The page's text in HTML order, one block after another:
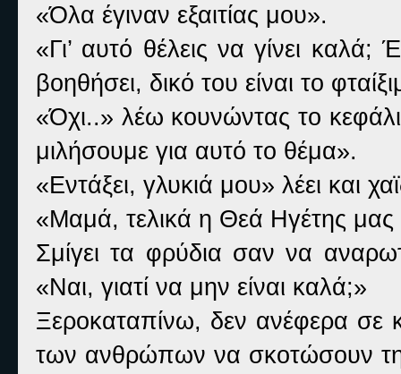
«Όλα έγιναν εξαιτίας μου».
«Γι’ αυτό θέλεις να γίνει καλά;
βοηθήσει, δικό του είναι το
«Όχι..» λέω κουνώντας το
μιλήσουμε για αυτό το θέμα».
«Εντάξει, γλυκιά μου» λέει και
«Μαμά, τελικά η Θεά Ηγέτης μας
Σμίγει τα φρύδια σαν να
«Ναι, γιατί να μην είναι καλά;»
Ξεροκαταπίνω, δεν ανέφερα σε
των ανθρώπων να σκοτώσουν